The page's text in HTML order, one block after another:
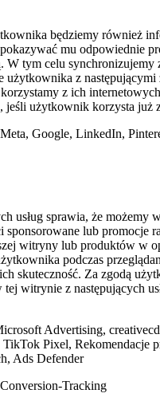
będziemy również
mu odpowiednie
W tym celu synchronizujemy
użytkownika z
z ich
jeśli użytkownik korzysta już
Google, LinkedIn,
usług sprawia, że możemy
sponsorowane lub promocje
witryny lub produktów w
podczas
skuteczność. Za zgodą
witrynie z następujących
Advertising,
Pixel, Rekomendacje
Ads Defender
Tracking